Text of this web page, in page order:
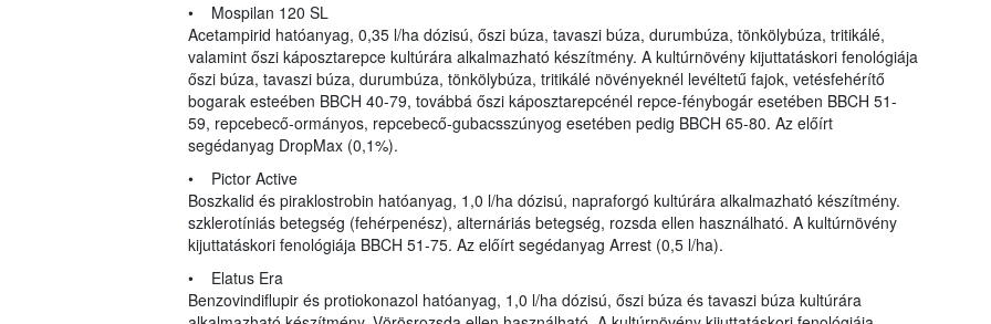
• Mospilan 120 SL
Acetampirid hatóanyag, 0,35 l/ha dózisú, őszi búza, tavaszi búza, durumbúza, tönkölybúza, tritikálé,
valamint őszi káposztarepce kultúrára alkalmazható készítmény. A kultúrnövény kijuttatáskori fenológiája
őszi búza, tavaszi búza, durumbúza, tönkölybúza, tritikálé növényeknél levéltetű fajok, vetésfehérítő
bogarak esteében BBCH 40-79, továbbá őszi káposztarepcénél repce-fénybogár esetében BBCH 51-
59, repcebecő-ormányos, repcebecő-gubacsszúnyog esetében pedig BBCH 65-80. Az előírt
segédanyag DropMax (0,1%).
• Pictor Active
Boszkalid és piraklostrobin hatóanyag, 1,0 l/ha dózisú, napraforgó kultúrára alkalmazható készítmény.
szklerotíniás betegség (fehérpenész), alternáriás betegség, rozsda ellen használható. A kultúrnövény
kijuttatáskori fenológiája BBCH 51-75. Az előírt segédanyag Arrest (0,5 l/ha).
• Elatus Era
Benzovindiflupir és protiokonazol hatóanyag, 1,0 l/ha dózisú, őszi búza és tavaszi búza kultúrára